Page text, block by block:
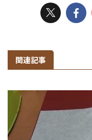
関連記事